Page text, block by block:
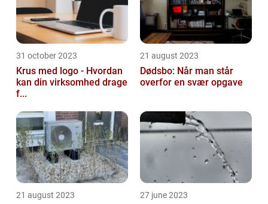
31 october 2023
Krus med logo - Hvordan
kan din virksomhed drage
f...
21 august 2023
Dødsbo: Når man står
overfor en svær opgave
21 august 2023 27 june 2023